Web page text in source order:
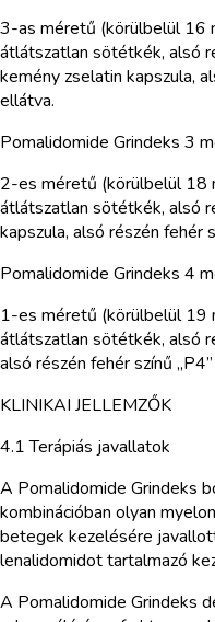
3-as méretű (körülbelül 16
átlátszatlan sötétkék, alsó
kemény zselatin kapszula,
ellátva.
Pomalidomide Grindeks 3
2-es méretű (körülbelül 18
átlátszatlan sötétkék, alsó
kapszula, alsó részén fehér
Pomalidomide Grindeks 4
1-es méretű (körülbelül 19
átlátszatlan sötétkék, alsó
alsó részén fehér színű
KLINIKAI JELLEMZŐK
4.1 Terápiás javallatok
A Pomalidomide Grindeks
kombinációban olyan
betegek kezelésére
lenalidomidot tartalmazó
A Pomalidomide Grindeks